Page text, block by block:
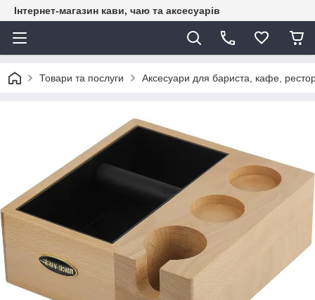
Інтернет-магазин кави, чаю та аксесуарів
Товари та послуги Аксесуари для бариста, кафе,